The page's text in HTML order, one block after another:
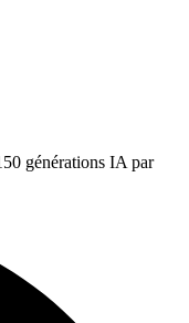
générations IA par